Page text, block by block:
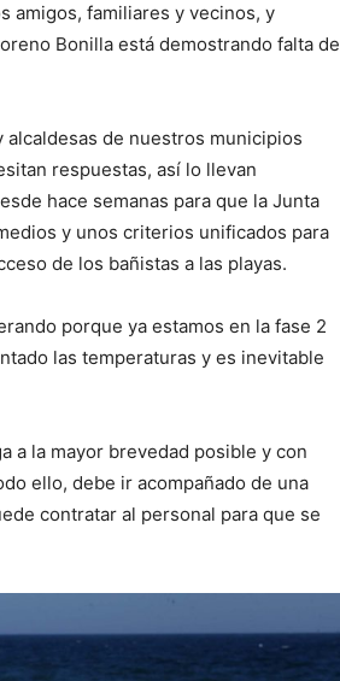
amigos, familiares y vecinos, y
Bonilla está demostrando falta de
alcaldesas de nuestros municipios
respuestas, así lo llevan
hace semanas para que la Junta
y unos criterios unificados para
de los bañistas a las playas.
porque ya estamos en la fase 2
las temperaturas y es inevitable
a la mayor brevedad posible y con
ello, debe ir acompañado de una
contratar al personal para que se